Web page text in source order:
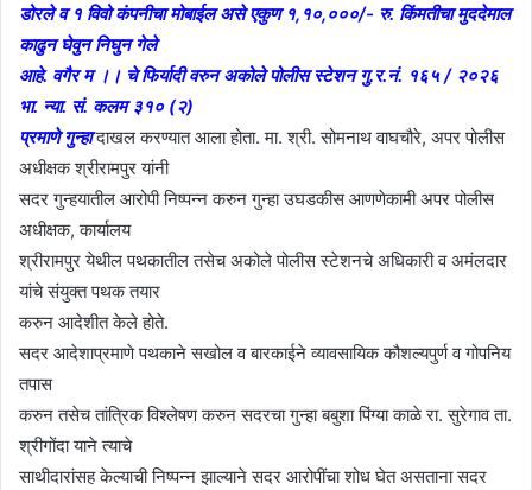
डोरले व १ विवो कंपनीचा मोबाईल असे एकुण १,१०,०००/- रु. किंमतीचा मुददेमाल
काढुन घेवुन निघुन गेले
आहे. वगैर म ।। चे फिर्यादी वरुन अकोले पोलीस स्टेशन गु.र.नं. १६५ / २०२६
भा. न्या. सं. कलम ३१० (२)
प्रमाणे गुन्हा दाखल करण्यात आला होता. मा. श्री. सोमनाथ वाघचौरे, अपर पोलीस
अधीक्षक श्रीरामपुर यांनी
सदर गुन्हयातील आरोपी निष्पन्न करुन गुन्हा उघडकीस आणणेकामी अपर पोलीस
अधीक्षक, कार्यालय
श्रीरामपुर येथील पथकातील तसेच अकोले पोलीस स्टेशनचे अधिकारी व अमंलदार
यांचे संयुक्त पथक तयार
करुन आदेशीत केले होते.
सदर आदेशाप्रमाणे पथकाने सखोल व बारकाईने व्यावसायिक कौशल्यपुर्ण व गोपनिय
तपास
करुन तसेच तांत्रिक विश्लेषण करुन सदरचा गुन्हा बबुशा पिंग्या काळे रा. सुरेगाव ता.
श्रीगोंदा याने त्याचे
साथीदारांसह केल्याची निष्पन्न झाल्याने सदर आरोपींचा शोध घेत असताना सदर